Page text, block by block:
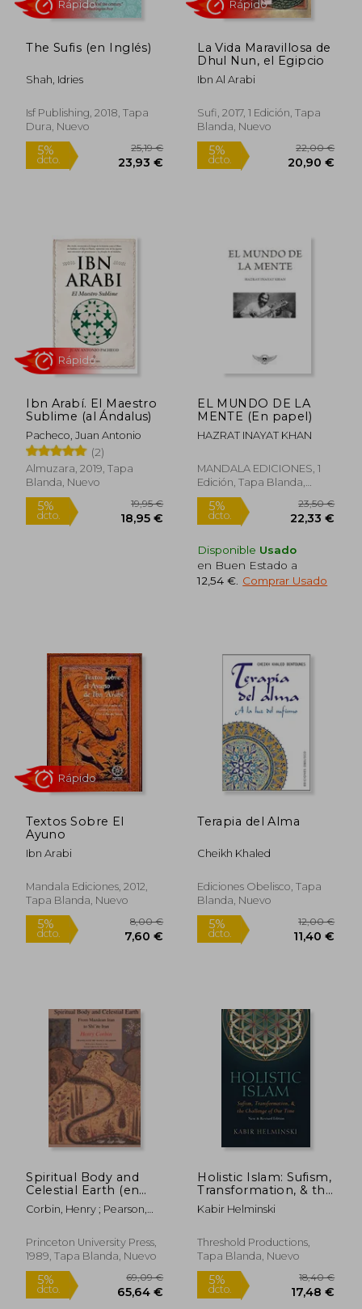
16,15 €
The Sufis (en Inglés)
Shah, Idries
Isf Publishing, 2018, Tapa
Dura, Nuevo
5%
dcto. 23,93 €
Rápido
La Vida Maravillosa de
Dhul Nun, el Egipcio
Ibn Al Arabi
Sufi, 2017, 1 Edición, Tapa
Blanda, Nuevo
5%
dcto. 20,90
Ibn Arabí. El Maestro
Sublime (al Ándalus)
Pacheco, Juan Antonio
(2)
Almuzara, 2019, Tapa
Blanda, Nuevo
5%
dcto. 18,95 €
Rápido
EL MUNDO DE LA
MENTE (En papel)
HAZRAT INAYAT KHAN
MANDALA EDICIONES, 1
Edición, Tapa Blanda,
Nuevo
5%
dcto.
Disponible Usado
en Buen Estado a
12,54 € Comprar Usado
Textos Sobre El
Ayuno
Ibn Arabi
Mandala Ediciones, 2012,
Tapa Blanda, Nuevo
Rápido
Terapia del Alma
Cheikh Khaled
Ediciones Obelisco, Tapa
Blanda, Nuevo
Spiritual Body and
Celestial Earth (en
Inglés)
Corbin, Henry ; Pearson,
Princeton University Press,
1989, Tapa Blanda, Nuevo
Holistic Islam: Sufism,
Transformation, & the
Challenge of our
Time, new & Revised
Kabir Helminski
Threshold Productions,
Tapa Blanda, Nuevo